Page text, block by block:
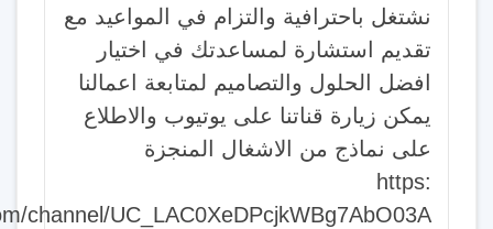
نشتغل باحترافية والتزام في المواعيد مع
تقديم استشارة لمساعدتك في اختيار
افضل الحلول والتصاميم لمتابعة اعمالنا
يمكن زيارة قناتنا على يوتيوب والاطلاع
على نماذج من الاشغال المنجزة
https:
channel/UC_LAC0XeDPcjkWBg7AbO03A